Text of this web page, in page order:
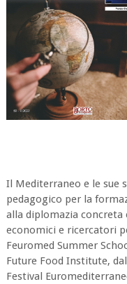
Il Mediterraneo e le sue
pedagogico per la
alla diplomazia
economici e ricercatori
Feuromed Summer
Future Food Institute,
Festival